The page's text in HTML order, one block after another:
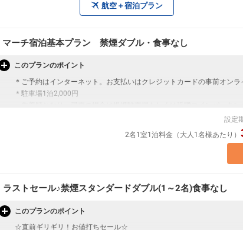
航空＋宿泊プラン
マーチ宿泊基本プラン 禁煙ダブル・食事なし
このプランのポイント
＊ご予約はインターネット。お支払いはクレジットカードの事前オンラ
＊駐車場1泊2,000円
設定
2名1室1泊料金（大人1名様あたり）
ラストセール♪禁煙スタンダードダブル(1～2名)食事なし
このプランのポイント
☆直前ギリギリ！お値打ちセール☆